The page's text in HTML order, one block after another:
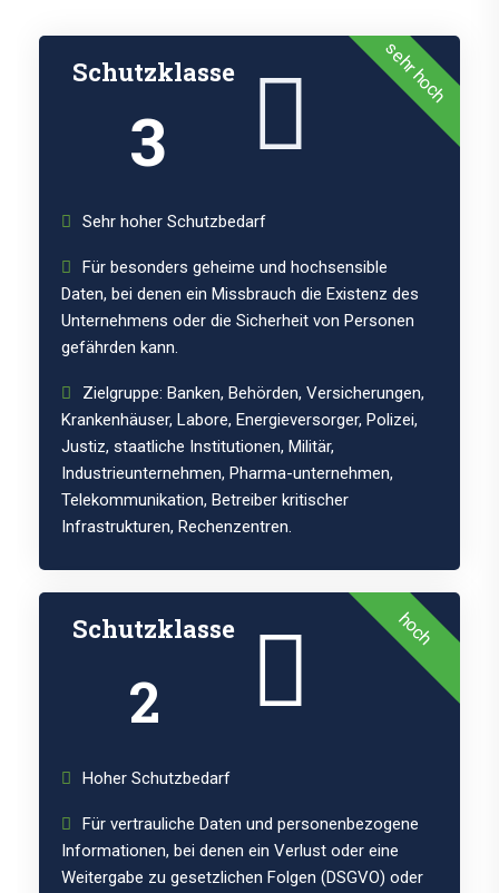
sehr hoch
Schutzklasse
3
Sehr hoher Schutzbedarf
Für besonders geheime und hochsensible
Daten, bei denen ein Missbrauch die Existenz des
Unternehmens oder die Sicherheit von Personen
gefährden kann.
Zielgruppe: Banken, Behörden, Versicherungen,
Krankenhäuser, Labore, Energieversorger, Polizei,
Justiz, staatliche Institutionen, Militär,
Industrieunternehmen, Pharma-unternehmen,
Telekommunikation, Betreiber kritischer
Infrastrukturen, Rechenzentren.
hoch
Schutzklasse
2
Hoher Schutzbedarf
Für vertrauliche Daten und personenbezogene
Informationen, bei denen ein Verlust oder eine
Weitergabe zu gesetzlichen Folgen (DSGVO) oder